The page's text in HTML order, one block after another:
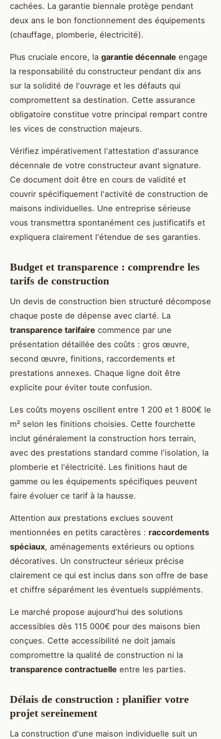
cachées. La garantie biennale protège pendant
deux ans le bon fonctionnement des équipements
(chauffage, plomberie, électricité).
Plus cruciale encore, la garantie décennale engage
la responsabilité du constructeur pendant dix ans
sur la solidité de l'ouvrage et les défauts qui
compromettent sa destination. Cette assurance
obligatoire constitue votre principal rempart contre
les vices de construction majeurs.
Vérifiez impérativement l'attestation d'assurance
décennale de votre constructeur avant signature.
Ce document doit être en cours de validité et
couvrir spécifiquement l'activité de construction de
maisons individuelles. Une entreprise sérieuse
vous transmettra spontanément ces justificatifs et
expliquera clairement l'étendue de ses garanties.
Budget et transparence : comprendre les
tarifs de construction
Un devis de construction bien structuré décompose
chaque poste de dépense avec clarté. La
transparence tarifaire commence par une
présentation détaillée des coûts : gros œuvre,
second œuvre, finitions, raccordements et
prestations annexes. Chaque ligne doit être
explicite pour éviter toute confusion.
Les coûts moyens oscillent entre 1 200 et 1 800€ le
m² selon les finitions choisies. Cette fourchette
inclut généralement la construction hors terrain,
avec des prestations standard comme l'isolation, la
plomberie et l'électricité. Les finitions haut de
gamme ou les équipements spécifiques peuvent
faire évoluer ce tarif à la hausse.
Attention aux prestations exclues souvent
mentionnées en petits caractères : raccordements
spéciaux, aménagements extérieurs ou options
décoratives. Un constructeur sérieux précise
clairement ce qui est inclus dans son offre de base
et chiffre séparément les éventuels suppléments.
Le marché propose aujourd'hui des solutions
accessibles dès 115 000€ pour des maisons bien
conçues. Cette accessibilité ne doit jamais
compromettre la qualité de construction ni la
transparence contractuelle entre les parties.
Délais de construction : planifier votre
projet sereinement
La construction d'une maison individuelle suit un